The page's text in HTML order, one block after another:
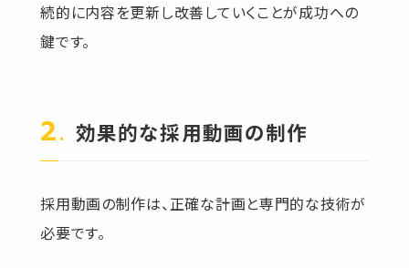
続的に内容を更新し改善していくことが成功への
鍵です。
効果的な採用動画の制作
採用動画の制作は、正確な計画と専門的な技術が
必要です。